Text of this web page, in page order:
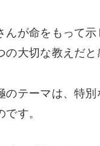
んが命をもって示
の大切な教えだと
のテーマは、特
す。